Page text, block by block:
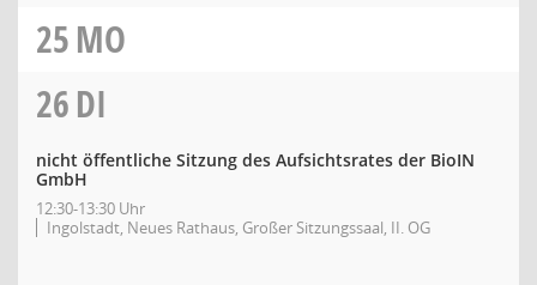
25MO
26DI
nicht öffentliche Sitzung des Aufsichtsrates der BioIN
GmbH
12:30-13:30 Uhr
Ingolstadt, Neues Rathaus, Großer Sitzungssaal, II. OG